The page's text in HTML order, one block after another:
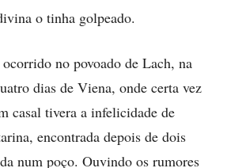
o tinha golpeado.
no povoado de Lach, na
dias de Viena, onde certa vez
casal tivera a infelicidade de
encontrada depois de dois
num poço. Ouvindo os rumores